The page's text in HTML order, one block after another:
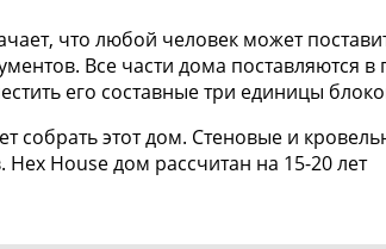
что любой человек может
Все части дома поставляются в
его составные три единицы
этот дом. Стеновые и
House дом рассчитан на 15-20 лет